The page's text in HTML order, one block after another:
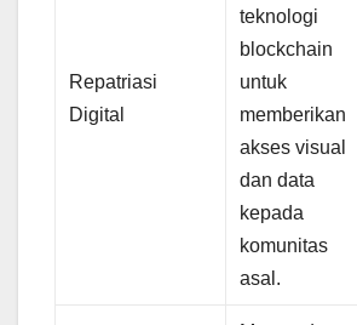
Repatriasi
Digital
teknologi
blockchain
untuk
memberikan
akses visual
dan data
kepada
komunitas
asal.